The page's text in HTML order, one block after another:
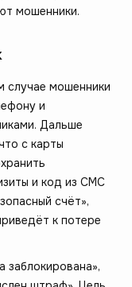
мошенники.
случае мошенники
и
Дальше
с карты
и код из СМС
счёт»,
к потере
заблокирована»,